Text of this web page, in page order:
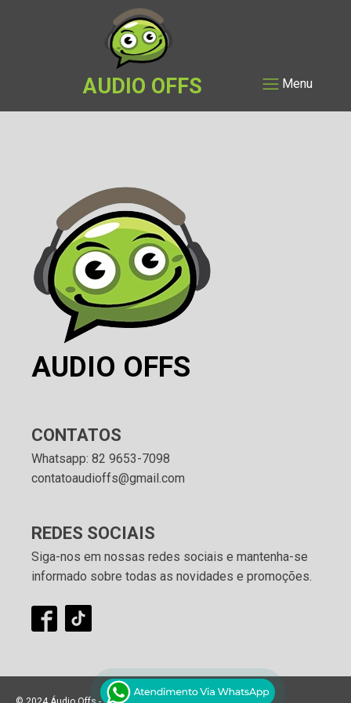
AUDIO OFFS Menu
AUDIO OFFS
CONTATOS
Whatsapp: 82 9653-7098
contatoaudioffs@gmail.com
REDES SOCIAIS
Siga-nos em nossas redes sociais e mantenha-se
informado sobre todas as novidades e promoções.